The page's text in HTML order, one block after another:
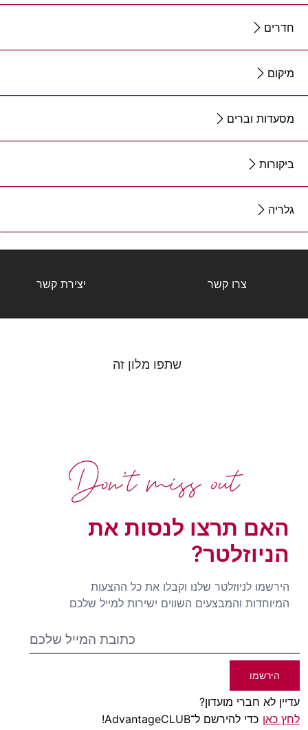
חדרים
מיקום
מסעדות וברים
ביקורות
גלריה
צרו קשר יצירת קשר
שתפו מלון זה
האם תרצו לנסות את
הניוזלטר?
הירשמו לניוזלטר שלנו וקבלו את כל ההצעות
המיוחדות והמבצעים השווים ישירות למייל שלכם
הירשמו
עדיין לא חברי מועדון?
לחץ כאן כדי להירשם ל־AdvantageCLUB!
Don't miss out